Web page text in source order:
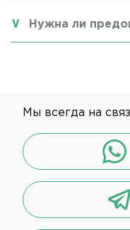
Нужна ли
Мы всегда на